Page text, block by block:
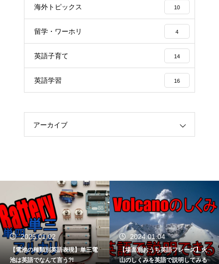
海外トピックス 10
留学・ワーホリ 4
英語子育て 14
英語学習 16
アーカイブ
2025.01.02
【電池の種類別英語表現】単三電
池は英語でなんて言う?!
2024.01.04
【場面別おうち英語フレーズ】火
山のしくみを英語で説明してみる